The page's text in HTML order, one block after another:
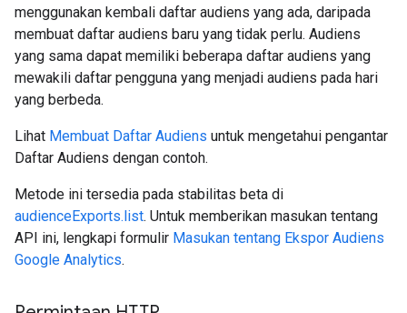
menggunakan kembali daftar audiens yang ada, daripada
membuat daftar audiens baru yang tidak perlu. Audiens
yang sama dapat memiliki beberapa daftar audiens yang
mewakili daftar pengguna yang menjadi audiens pada hari
yang berbeda.
Lihat Membuat Daftar Audiens untuk mengetahui pengantar
Daftar Audiens dengan contoh.
Metode ini tersedia pada stabilitas beta di
audienceExports.list. Untuk memberikan masukan tentang
API ini, lengkapi formulir Masukan tentang Ekspor Audiens
Google Analytics.